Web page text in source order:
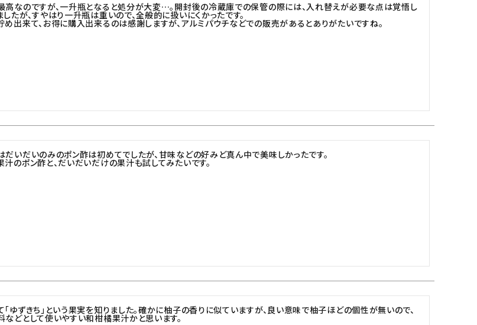
高なのですが、一升瓶となると処分が大変…。開封後の冷蔵庫での保管の際には、入れ替えが必要な点は覚悟し
したが、すやはり一升瓶は重いので、全般的に扱いにくかったです。
め出来て、お得に購入出来るのは感謝しますが、アルミパウチなどでの販売があるとありがたいですね。
だいだいのみのポン酢は初めてでしたが、甘味などの好みど真ん中で美味しかったです。
汁のポン酢と、だいだいだけの果汁も試してみたいです。
「ゆずきち」という果実を知りました。確かに柚子の香りに似ていますが、良い意味で柚子ほどの個性が無いので、
などとして使いやすい和柑橘果汁かと思います。